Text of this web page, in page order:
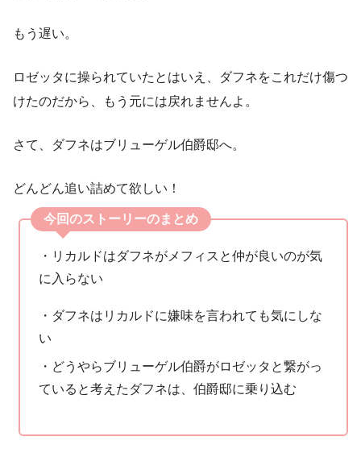
もう遅い。
ロゼッタに操られていたとはいえ、ダフネをこれだけ傷つ
けたのだから、もう元には戻れませんよ。
さて、ダフネはブリューゲル伯爵邸へ。
どんどん追い詰めて欲しい！
今回のストーリーのまとめ
・リカルドはダフネがメフィスと仲が良いのが気
に入らない
・ダフネはリカルドに嫌味を言われても気にしな
い
・どうやらブリューゲル伯爵がロゼッタと繋がっ
ていると考えたダフネは、伯爵邸に乗り込む